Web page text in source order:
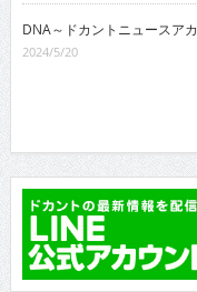
DNA～ドカントニュースア
2024/5/20